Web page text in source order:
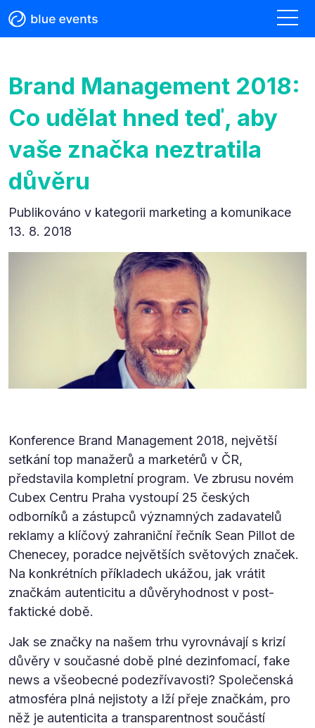
Brand Management 2018:
Co udělat hned teď, aby
vaše značka neztratila
důvěru
Publikováno v kategorii marketing a komunikace
13. 8. 2018
Konference Brand Management 2018, největší
setkání top manažerů a marketérů v ČR,
představila kompletní program. Ve zbrusu novém
Cubex Centru Praha vystoupí 25 českých
odborníků a zástupců významných zadavatelů
reklamy a klíčový zahraniční řečník Sean Pillot de
Chenecey, poradce největších světových značek.
Na konkrétních příkladech ukážou, jak vrátit
značkám autenticitu a důvěryhodnost v post-
faktické době.
Jak se značky na našem trhu vyrovnávají s krizí
důvěry v současné době plné dezinfomací, fake
news a všeobecné podezřívavosti? Společenská
atmosféra plná nejistoty a lží přeje značkám, pro
něž je autenticita a transparentnost součástí